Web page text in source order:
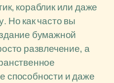
кораблик или даже
Но как часто вы
бумажной
развлечение, а
способности и даже